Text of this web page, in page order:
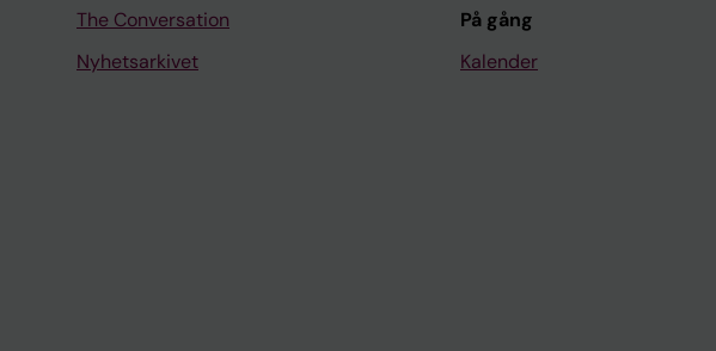
The Conversation
Nyhetsarkivet
På gång
Kalender